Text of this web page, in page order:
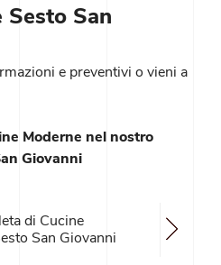
Sesto San
e preventivi o vieni a
Moderne nel nostro
Giovanni
di Cucine
San Giovanni